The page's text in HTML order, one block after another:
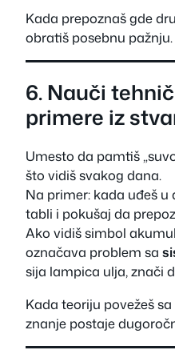
Kada prepoznaš gde
obratiš posebnu pažnju.
6. Nauči
primere iz
Umesto da pamtiš
što vidiš svakog dana.
Na primer: kada uđeš
tabli i pokušaj da
Ako vidiš simbol
označava problem sa
sija lampica ulja, znači
Kada teoriju povežeš
znanje postaje